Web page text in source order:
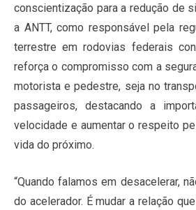
conscientização para a redução de
a ANTT, como responsável pela
terrestre em rodovias federais
reforça o compromisso com a
motorista e pedestre, seja no
passageiros, destacando a
velocidade e aumentar o respeito
vida do próximo.
“Quando falamos em desacelerar,
do acelerador. É mudar a relação